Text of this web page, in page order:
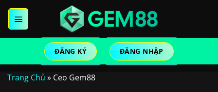
nội
dung
ĐĂNG KÝ ĐĂNG NHẬP
Trang Chủ » Ceo Gem88